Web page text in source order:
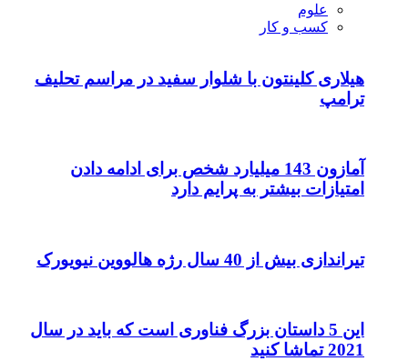
علوم
کسب و کار
هیلاری کلینتون با شلوار سفید در مراسم تحلیف
ترامپ
آمازون 143 میلیارد شخص برای ادامه دادن
امتیازات بیشتر به پرایم دارد
تیراندازی بیش از 40 سال رژه هالووین نیویورک
این 5 داستان بزرگ فناوری است که باید در سال
2021 تماشا کنید